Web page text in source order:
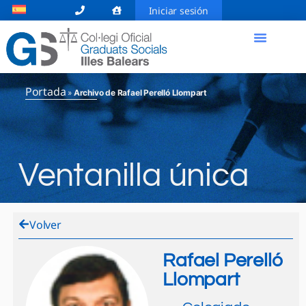
Iniciar sesión
Portada» Archivo de Rafael Perelló Llompart
Ventanilla única
Volver
Rafael Perelló
Llompart